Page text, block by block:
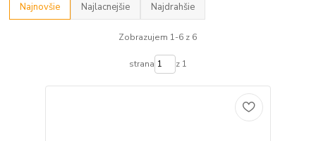
Najnovšie Najlacnejšie Najdrahšie
Zobrazujem 1-6 z 6
strana z 1